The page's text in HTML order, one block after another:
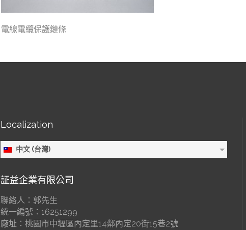
電線電纜保護鏈條
Localization
中文 (台灣)
証益企業有限公司
聯絡人：郭先生
統一編號：16251299
廠址：桃園市中壢區內定里14鄰內定20街15巷2號